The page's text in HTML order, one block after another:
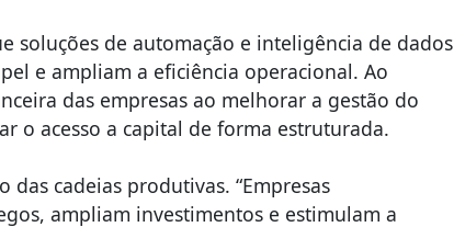
soluções de automação e inteligência de dados
e ampliam a eficiência operacional. Ao
das empresas ao melhorar a gestão do
o acesso a capital de forma estruturada.
cadeias produtivas. “Empresas
ampliam investimentos e estimulam a